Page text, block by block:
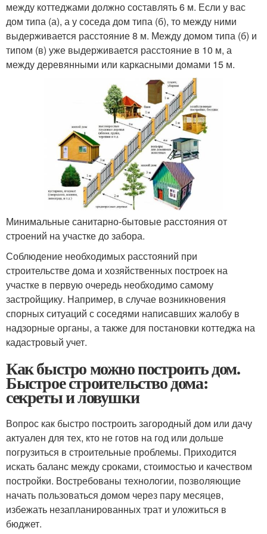
между коттеджами должно составлять 6 м. Если у вас
дом типа (а), а у соседа дом типа (б), то между ними
выдерживается расстояние 8 м. Между домом типа (б) и
типом (в) уже выдерживается расстояние в 10 м, а
между деревянными или каркасными домами 15 м.
Минимальные санитарно-бытовые расстояния от
строений на участке до забора.
Соблюдение необходимых расстояний при
строительстве дома и хозяйственных построек на
участке в первую очередь необходимо самому
застройщику. Например, в случае возникновения
спорных ситуаций с соседями написавших жалобу в
надзорные органы, а также для постановки коттеджа на
кадастровый учет.
Как быстро можно построить дом.
Быстрое строительство дома:
секреты и ловушки
Вопрос как быстро построить загородный дом или дачу
актуален для тех, кто не готов на год или дольше
погрузиться в строительные проблемы. Приходится
искать баланс между сроками, стоимостью и качеством
постройки. Востребованы технологии, позволяющие
начать пользоваться домом через пару месяцев,
избежать незапланированных трат и уложиться в
бюджет.